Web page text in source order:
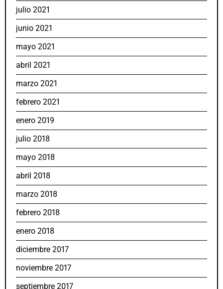
julio 2021
junio 2021
mayo 2021
abril 2021
marzo 2021
febrero 2021
enero 2019
julio 2018
mayo 2018
abril 2018
marzo 2018
febrero 2018
enero 2018
diciembre 2017
noviembre 2017
septiembre 2017